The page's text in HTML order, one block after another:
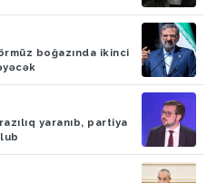
boğazında ikinci
yaranıb, partiya